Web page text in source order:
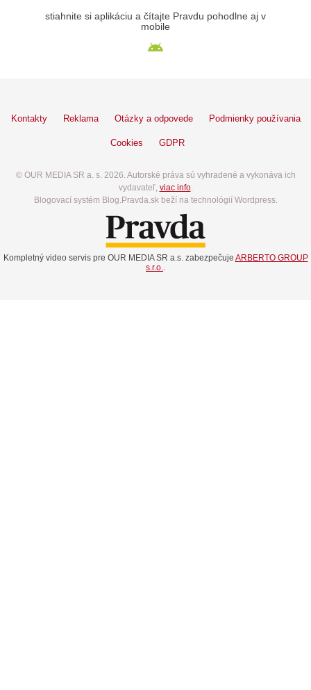
stiahnite si aplikáciu a čítajte Pravdu pohodlne aj v
mobile
Kontakty Reklama Otázky a odpovede Podmienky používania
Cookies GDPR
© OUR MEDIA SR a. s. 2026. Autorské práva sú vyhradené a vykonáva ich
vydavateľ, viac info.
Blogovací systém Blog.Pravda.sk beží na technológií Wordpress.
Kompletný video servis pre OUR MEDIA SR a.s. zabezpečuje ARBERTO GROUP
s.r.o..